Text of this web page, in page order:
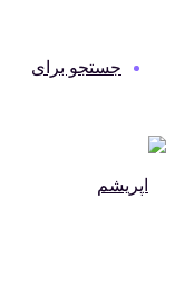
جستجو برای